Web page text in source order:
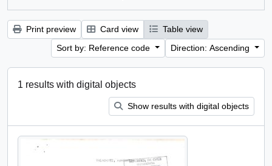
Print preview Card view
Table view
Sort by: Reference code
Direction: Ascending
1 results with digital objects
Show results with digital objects